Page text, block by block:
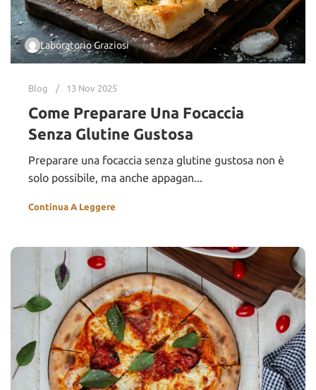
Laboratorio Graziosi
Blog 13 Nov 2025
Come Preparare Una Focaccia
Senza Glutine Gustosa
Preparare una focaccia senza glutine gustosa non è
solo possibile, ma anche appagan...
Continua A Leggere